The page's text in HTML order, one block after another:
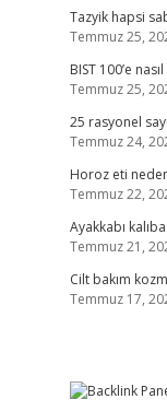
Tazyik hapsi
Temmuz 25,
BIST 100’e
Temmuz 25,
25 rasyonel
Temmuz 24,
Horoz eti neden
Temmuz 22,
Ayakkabı
Temmuz 21,
Cilt bakım
Temmuz 17,